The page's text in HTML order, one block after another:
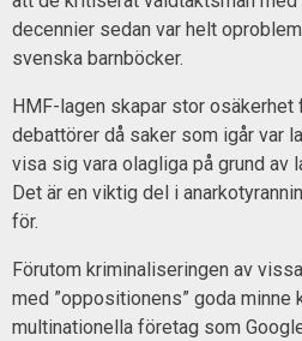
decennier sedan var helt
svenska barnböcker.
HMF-lagen skapar stor
debattörer då saker som igår var
visa sig vara olagliga på grund av
Det är en viktig del i
för.
Förutom kriminaliseringen av
med ”oppositionens” goda minne
multinationella företag som